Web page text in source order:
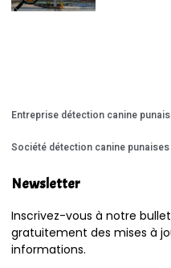
Entreprise détection canine
Société détection canine
Newsletter
Inscrivez-vous à notre
gratuitement des mises à
informations.